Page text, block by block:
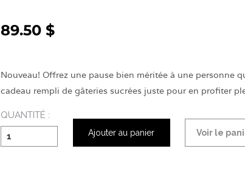
89.50 $
Nouveau! Offrez une pause bien méritée à une personne
cadeau rempli de gâteries sucrées juste pour en profiter
QUANTITÉ :
Ajouter au panier Voir le